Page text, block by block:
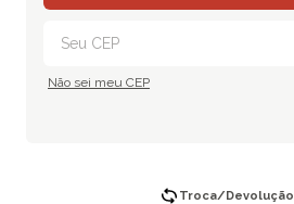
Não sei meu CEP
Troca/Devolução